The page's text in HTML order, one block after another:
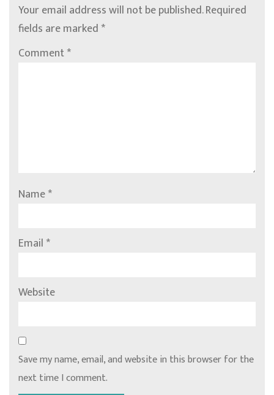
Your email address will not be published.Required
fields are marked*
Comment*
Name*
Email*
Website
Save my name, email, and website in this browser for the
next time I comment.